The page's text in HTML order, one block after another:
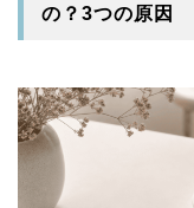
の？3つの原因